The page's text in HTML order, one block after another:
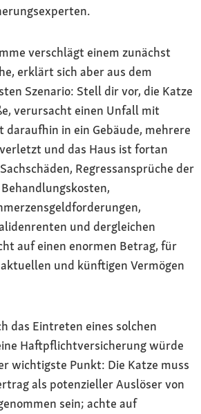
verschlägt einem zunächst
erklärt sich aber aus dem
Szenario: Stell dir vor, die Katze
verursacht einen Unfall mit
daraufhin in ein Gebäude, mehrere
und das Haus ist fortan
Regressansprüche der
und dergleichen
auf einen enormen Betrag, für
und künftigen Vermögen
das Eintreten eines solchen
Haftpflichtversicherung würde
wichtigste Punkt: Die Katze muss
als potenzieller Auslöser von
sein; achte auf